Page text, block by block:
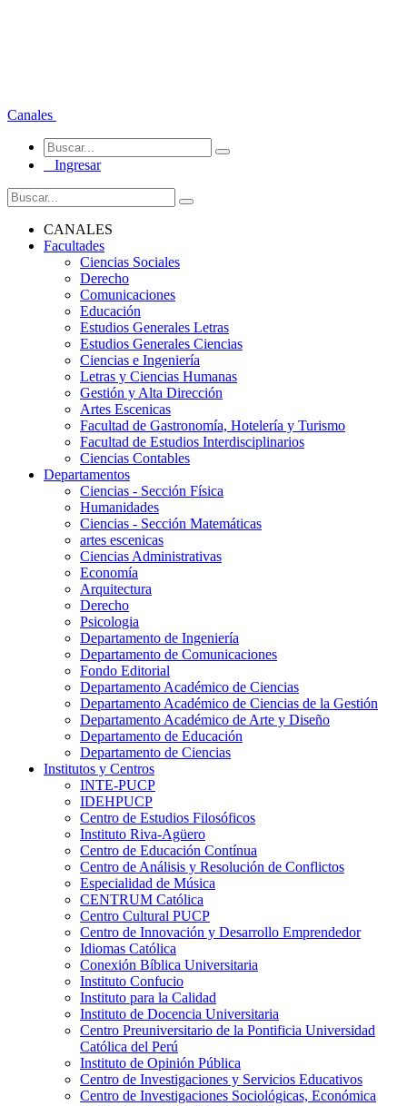
Canales
Ingresar
CANALES
Facultades
Ciencias Sociales
Derecho
Comunicaciones
Educación
Estudios Generales Letras
Estudios Generales Ciencias
Ciencias e Ingeniería
Letras y Ciencias Humanas
Gestión y Alta Dirección
Artes Escenicas
Facultad de Gastronomía, Hotelería y Turismo
Facultad de Estudios Interdisciplinarios
Ciencias Contables
Departamentos
Ciencias - Sección Física
Humanidades
Ciencias - Sección Matemáticas
artes escenicas
Ciencias Administrativas
Economía
Arquitectura
Derecho
Psicologia
Departamento de Ingeniería
Departamento de Comunicaciones
Fondo Editorial
Departamento Académico de Ciencias
Departamento Académico de Ciencias de la Gestión
Departamento Académico de Arte y Diseño
Departamento de Educación
Departamento de Ciencias
Institutos y Centros
INTE-PUCP
IDEHPUCP
Centro de Estudios Filosóficos
Instituto Riva-Agüero
Centro de Educación Contínua
Centro de Análisis y Resolución de Conflictos
Especialidad de Música
CENTRUM Católica
Centro Cultural PUCP
Centro de Innovación y Desarrollo Emprendedor
Idiomas Católica
Conexión Bíblica Universitaria
Instituto Confucio
Instituto para la Calidad
Instituto de Docencia Universitaria
Centro Preuniversitario de la Pontificia Universidad
Católica del Perú
Instituto de Opinión Pública
Centro de Investigaciones y Servicios Educativos
Centro de Investigaciones Sociológicas, Económica